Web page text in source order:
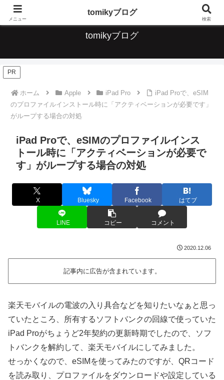
デジタルな便利なこと、ガジェット、音楽について情報発信していきます
tomikyブログ
PR
ホーム Apple iPad Pro
iPad Proで、eSIM
のプロファイルインストール時に「アクティベーションが必要です」
がループする場合の対処
iPad Proで、eSIMのプロファイルインス
トール時に「アクティベーションが必要で
す」がループする場合の対処
X Bluesky Facebook はてブ
LINE コピー コメント
2020.12.06
記事内に広告が含まれています。
楽天モバイルの電波の入り具合などを知りたいなぁと思っ
ていたところ、所有するソフトバンクの回線で使っていた
iPad Proがちょうど2年契約の更新時期でしたので、ソフ
トバンクを解約して、楽天モバイルにしてみました。
せっかくなので、eSIMを使ってみたのですが、QRコード
を読み取り、プロファイルをダウンロードや設定している
メニュー
tomikyブログ
検索